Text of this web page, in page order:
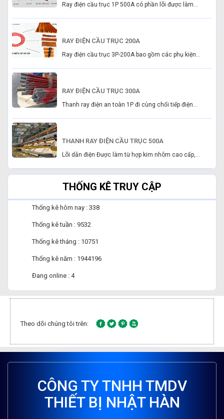
Ray điện cầu trục 1P 500A có phần lõi được làm...
RAY ĐIỆN CẦU TRỤC 200A
Ray điện cầu trục 3P-200A bao gồm các phụ kiện...
RAY ĐIỆN CẦU TRỤC 300A
Thanh ray điện an toàn 1P đi cùng chổi tiếp điện...
THANH RAY ĐIỆN CẦU TRỤC 500A
Lõi dẫn điện Được làm từ hợp kim nhôm cao cấp,...
THỐNG KÊ TRUY CẬP
Thống kê hôm nay : 338
Thống kê tuần : 9532
Thống kê tháng : 10751
Thống kê năm : 1944196
Đang online : 4
Theo dõi chúng tôi trên:
CÔNG TY TNHH TMDV
THIẾT BỊ NHẬT HÀN